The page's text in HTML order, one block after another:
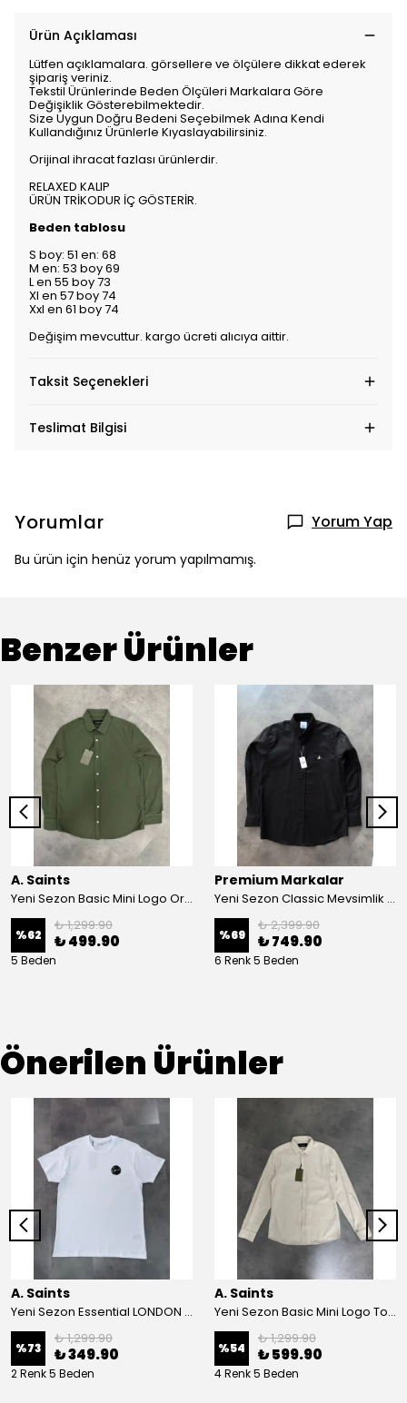
Ürün Açıklaması
Lütfen açıklamalara. görsellere ve ölçülere dikkat ederek
şipariş veriniz.
Tekstil Ürünlerinde Beden Ölçüleri Markalara Göre
Değişiklik Gösterebilmektedir.
Size Uygun Doğru Bedeni Seçebilmek Adına Kendi
Kullandığınız Ürünlerle Kıyaslayabilirsiniz.
Orijinal ihracat fazlası ürünlerdir.
RELAXED KALIP
ÜRÜN TRİKODUR İÇ GÖSTERİR.
Beden tablosu
S boy: 51 en: 68
M en: 53 boy 69
L en 55 boy 73
Xl en 57 boy 74
Xxl en 61 boy 74
Değişim mevcuttur. kargo ücreti alıcıya aittir.
Taksit Seçenekleri
Teslimat Bilgisi
Yorumlar Yorum Yap
Bu ürün için henüz yorum yapılmamış.
Benzer Ürünler
A. Saints
Yeni Sezon Basic Mini Logo Organik Pamuk Haki Gömlek
%62
₺ 1,299.90
₺ 499.90
5 Beden
Premium Markalar
Yeni Sezon Classic Mevsimlik Pamuk Gömlek
%69
₺ 2,399.90
₺ 749.90
6 Renk 5 Beden
Önerilen Ürünler
A. Saints
Yeni Sezon Essential LONDON T-shirt
%73
₺ 1,299.90
₺ 349.90
2 Renk 5 Beden
A. Saints
Yeni Sezon Basic Mini Logo Ton To Tone Ham Keten Yazlık Gömlek
%54
₺ 1,299.90
₺ 599.90
4 Renk 5 Beden